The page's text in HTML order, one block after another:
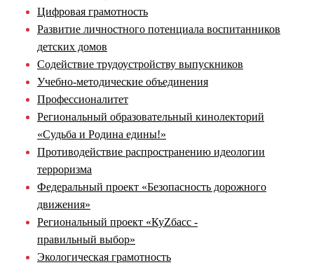
Цифровая грамотность
Развитие личностного потенциала воспитанников
детских домов
Содействие трудоустройству выпускников
Учебно-методические объединения
Профессионалитет
Региональный образовательный кинолекторий
«Судьба и Родина едины!»
Противодействие распространению идеологии
терроризма
Федеральный проект «Безопасность дорожного
движения»
Региональный проект «КуZбасс -
правильный выбор»
Экологическая грамотность